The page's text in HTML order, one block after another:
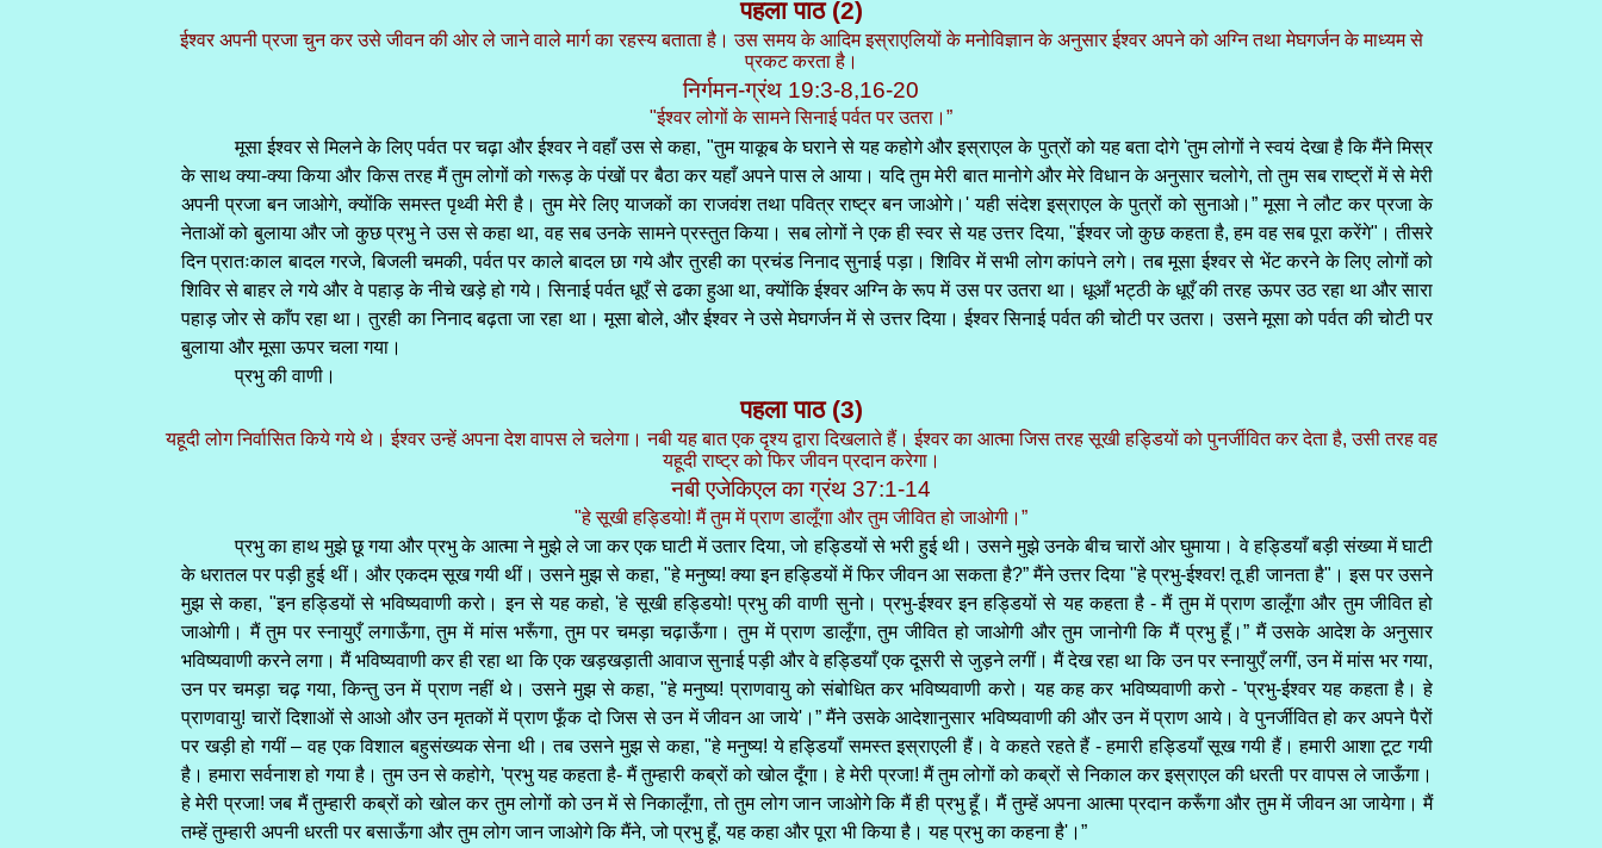
पहला पाठ (2)
ईश्वर अपनी प्रजा चुन कर उसे जीवन की ओर ले जाने वाले मार्ग का रहस्य बताता है। उस समय के आदिम इस्राएलियों के मनोविज्ञान के अनुसार ईश्वर अपने को अग्नि तथा मेघगर्जन के माध्यम से
प्रकट करता है।
निर्गमन-ग्रंथ 19:3-8,16-20
"ईश्वर लोगों के सामने सिनाई पर्वत पर उतरा।”
मूसा ईश्वर से मिलने के लिए पर्वत पर चढ़ा और ईश्वर ने वहाँ उस से कहा, "तुम याकूब के घराने से यह कहोगे और इस्राएल के पुत्रों को यह बता दोगे 'तुम लोगों ने स्वयं देखा है कि मैंने मिस्र
के साथ क्या-क्या किया और किस तरह मैं तुम लोगों को गरूड़ के पंखों पर बैठा कर यहाँ अपने पास ले आया। यदि तुम मेरी बात मानोगे और मेरे विधान के अनुसार चलोगे, तो तुम सब राष्ट्रों में से मेरी
अपनी प्रजा बन जाओगे, क्योंकि समस्त पृथ्वी मेरी है। तुम मेरे लिए याजकों का राजवंश तथा पवित्र राष्ट्र बन जाओगे।' यही संदेश इस्राएल के पुत्रों को सुनाओ।” मूसा ने लौट कर प्रजा के
नेताओं को बुलाया और जो कुछ प्रभु ने उस से कहा था, वह सब उनके सामने प्रस्तुत किया। सब लोगों ने एक ही स्वर से यह उत्तर दिया, "ईश्वर जो कुछ कहता है, हम वह सब पूरा करेंगे"। तीसरे
दिन प्रातःकाल बादल गरजे, बिजली चमकी, पर्वत पर काले बादल छा गये और तुरही का प्रचंड निनाद सुनाई पड़ा। शिविर में सभी लोग कांपने लगे। तब मूसा ईश्वर से भेंट करने के लिए लोगों को
शिविर से बाहर ले गये और वे पहाड़ के नीचे खड़े हो गये। सिनाई पर्वत धूएँ से ढका हुआ था, क्योंकि ईश्वर अग्नि के रूप में उस पर उतरा था। धूआँ भट्ठी के धूएँ की तरह ऊपर उठ रहा था और सारा
पहाड़ जोर से काँप रहा था। तुरही का निनाद बढ़ता जा रहा था। मूसा बोले, और ईश्वर ने उसे मेघगर्जन में से उत्तर दिया। ईश्वर सिनाई पर्वत की चोटी पर उतरा। उसने मूसा को पर्वत की चोटी पर
बुलाया और मूसा ऊपर चला गया।
प्रभु की वाणी।
पहला पाठ (3)
यहूदी लोग निर्वासित किये गये थे। ईश्वर उन्हें अपना देश वापस ले चलेगा। नबी यह बात एक दृश्य द्वारा दिखलाते हैं। ईश्वर का आत्मा जिस तरह सूखी हड्डियों को पुनर्जीवित कर देता है, उसी तरह वह
यहूदी राष्ट्र को फिर जीवन प्रदान करेगा।
नबी एजेकिएल का ग्रंथ 37:1-14
"हे सूखी हड्डियो! मैं तुम में प्राण डालूँगा और तुम जीवित हो जाओगी।”
प्रभु का हाथ मुझे छू गया और प्रभु के आत्मा ने मुझे ले जा कर एक घाटी में उतार दिया, जो हड्डियों से भरी हुई थी। उसने मुझे उनके बीच चारों ओर घुमाया। वे हड्डियाँ बड़ी संख्या में घाटी
के धरातल पर पड़ी हुई थीं। और एकदम सूख गयी थीं। उसने मुझ से कहा, "हे मनुष्य! क्या इन हड्डियों में फिर जीवन आ सकता है?” मैंने उत्तर दिया "हे प्रभु-ईश्वर! तू ही जानता है"। इस पर उसने
मुझ से कहा, "इन हड्डियों से भविष्यवाणी करो। इन से यह कहो, 'हे सूखी हड्डियो! प्रभु की वाणी सुनो। प्रभु-ईश्वर इन हड्डियों से यह कहता है - मैं तुम में प्राण डालूँगा और तुम जीवित हो
जाओगी। मैं तुम पर स्नायुएँ लगाऊँगा, तुम में मांस भरूँगा, तुम पर चमड़ा चढ़ाऊँगा। तुम में प्राण डालूँगा, तुम जीवित हो जाओगी और तुम जानोगी कि मैं प्रभु हूँ।” मैं उसके आदेश के अनुसार
भविष्यवाणी करने लगा। मैं भविष्यवाणी कर ही रहा था कि एक खड़खड़ाती आवाज सुनाई पड़ी और वे हड्डियाँ एक दूसरी से जुड़ने लगीं। मैं देख रहा था कि उन पर स्नायुएँ लगीं, उन में मांस भर गया,
उन पर चमड़ा चढ़ गया, किन्तु उन में प्राण नहीं थे। उसने मुझ से कहा, "हे मनुष्य! प्राणवायु को संबोधित कर भविष्यवाणी करो। यह कह कर भविष्यवाणी करो - 'प्रभु-ईश्वर यह कहता है। हे
प्राणवायु! चारों दिशाओं से आओ और उन मृतकों में प्राण फूँक दो जिस से उन में जीवन आ जाये'।” मैंने उसके आदेशानुसार भविष्यवाणी की और उन में प्राण आये। वे पुनर्जीवित हो कर अपने पैरों
पर खड़ी हो गयीं – वह एक विशाल बहुसंख्यक सेना थी। तब उसने मुझ से कहा, "हे मनुष्य! ये हड्डियाँ समस्त इस्राएली हैं। वे कहते रहते हैं - हमारी हड्डियाँ सूख गयी हैं। हमारी आशा टूट गयी
है। हमारा सर्वनाश हो गया है। तुम उन से कहोगे, 'प्रभु यह कहता है- मैं तुम्हारी कब्रों को खोल दूँगा। हे मेरी प्रजा! मैं तुम लोगों को कब्रों से निकाल कर इस्राएल की धरती पर वापस ले जाऊँगा।
हे मेरी प्रजा! जब मैं तुम्हारी कब्रों को खोल कर तुम लोगों को उन में से निकालूँगा, तो तुम लोग जान जाओगे कि मैं ही प्रभु हूँ। मैं तुम्हें अपना आत्मा प्रदान करूँगा और तुम में जीवन आ जायेगा। मैं
तम्हें तुम्हारी अपनी धरती पर बसाऊँगा और तुम लोग जान जाओगे कि मैंने, जो प्रभु हूँ, यह कहा और पूरा भी किया है। यह प्रभु का कहना है'।”